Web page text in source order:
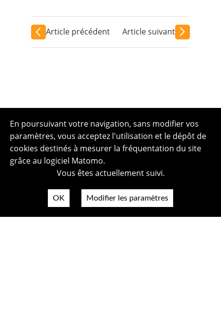
Article précédent Article suivant
En poursuivant votre navigation, sans modifier vos
paramètres, vous acceptez l'utilisation et le dépôt de
cookies destinés à mesurer la fréquentation du site
grâce au logiciel Matomo.
Vous êtes actuellement suivi.
OK Modifier les paramètres